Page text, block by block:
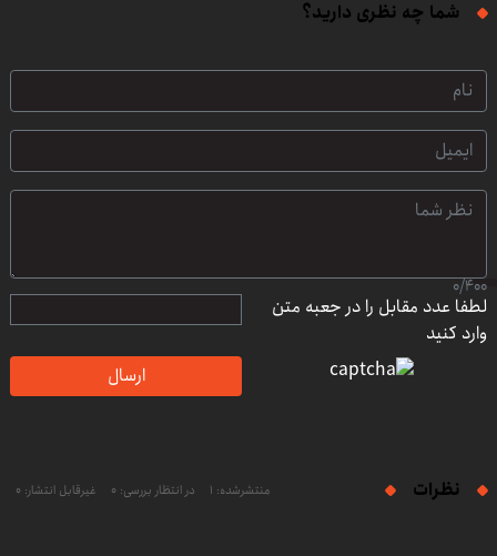
شما چه نظری دارید؟
0/400
لطفا عدد مقابل را در جعبه متن
وارد کنید
ارسال
نظرات منتشرشده: 1 در انتظار بررسی: 0 غیرقابل انتشار: 0